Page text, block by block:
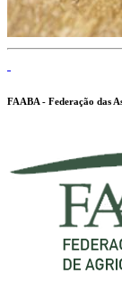
FAABA - Federação das